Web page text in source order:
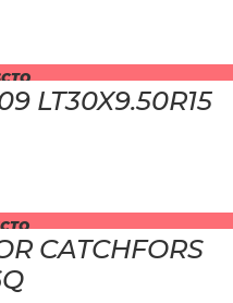
LT30X9.50R15
CATCHFORS